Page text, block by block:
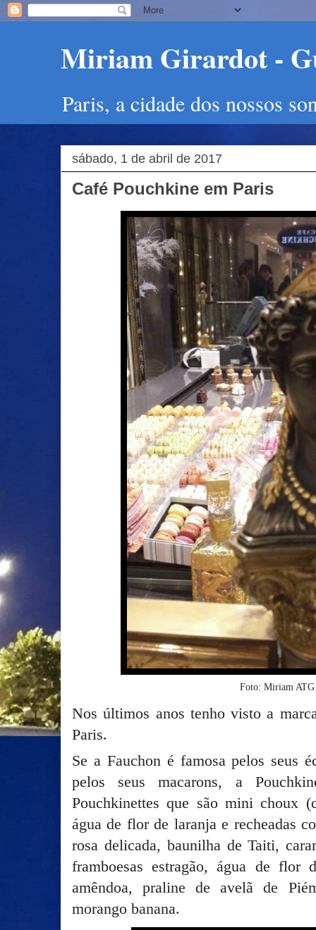
Miriam Girardot -
Paris, a cidade dos nossos
sábado, 1 de abril de 2017
Café Pouchkine em Paris
Foto: Miriam
Nos últimos anos tenho visto a
Paris.
Se a Fauchon é famosa pelos seus
pelos seus macarons, a
Pouchkinettes que são mini choux
água de flor de laranja e recheadas
rosa delicada, baunilha de Taiti,
framboesas estragão, água de
amêndoa, praline de avelã de
morango banana.